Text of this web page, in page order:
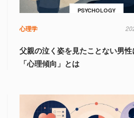
PSYCHOLOGY
心理学
父親の泣く姿を見たことない男
「心理傾向」とは